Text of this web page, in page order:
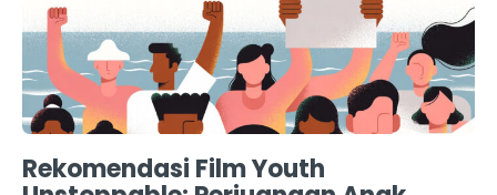
Rekomendasi Film Youth